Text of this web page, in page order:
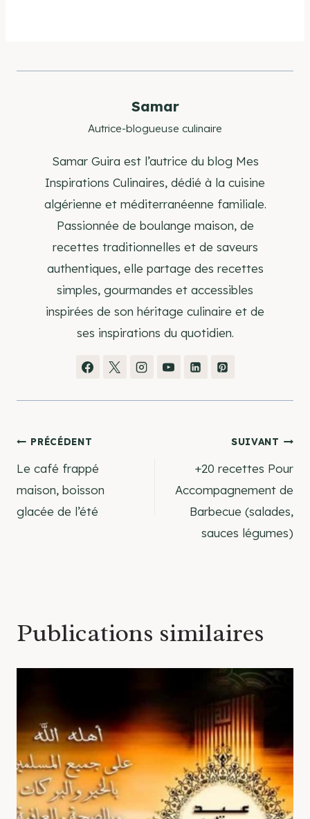
Samar
Autrice-blogueuse culinaire
Samar Guira est l’autrice du blog Mes
Inspirations Culinaires, dédié à la cuisine
algérienne et méditerranéenne familiale.
Passionnée de boulange maison, de
recettes traditionnelles et de saveurs
authentiques, elle partage des recettes
simples, gourmandes et accessibles
inspirées de son héritage culinaire et de
ses inspirations du quotidien.
Navigation
de
l’article
PRÉCÉDENT
Le café frappé
maison, boisson
glacée de l’été
SUIVANT
+20 recettes Pour
Accompagnement de
Barbecue (salades,
sauces légumes)
Publications similaires